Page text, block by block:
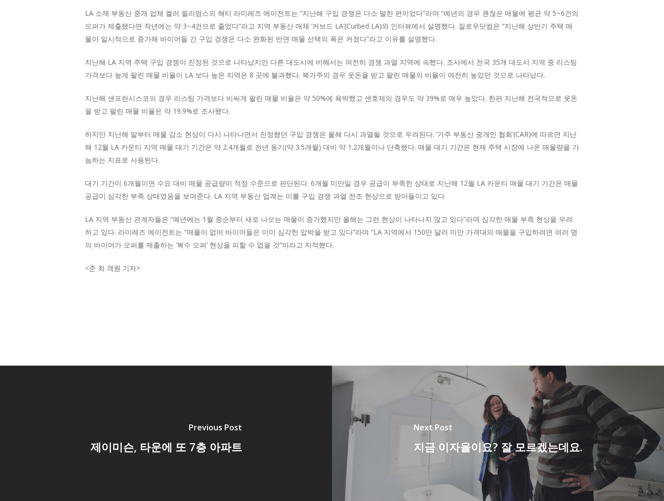
LA 소재 부동산 중개 업체 켈러 윌리엄스의 해티 라미레즈 에이전트는 “지난해 구입 경쟁은 다소 덜한 편이었다”라며 “예년의 경우 괜찮은 매물에 평균 약 5~6건의
오퍼가 제출됐다면 작년에는 약 3~4건으로 줄었다”라고 지역 부동산 매체 ‘커브드 LA’(Curbed LA)와 인터뷰에서 설명했다. 질로우닷컴은 “지난해 상반기 주택 매
물이 일시적으로 증가해 바이어들 간 구입 경쟁은 다소 완화된 반면 매물 선택의 폭은 커졌다”라고 이유를 설명했다.
지난해 LA 지역 주택 구입 경쟁이 진정된 것으로 나타났지만 다른 대도시에 비해서는 여전히 경쟁 과열 지역에 속했다. 조사에서 전국 35개 대도시 지역 중 리스팅
가격보다 높게 팔린 매물 비율이 LA 보다 높은 지역은 8 곳에 불과했다. 북가주의 경우 웃돈을 받고 팔린 매물의 비율이 여전히 높았던 것으로 나타났다.
지난해 샌프란시스코의 경우 리스팅 가격보다 비싸게 팔린 매물 비율은 약 50%에 육박했고 샌호제의 경우도 약 39%로 매우 높았다. 한편 지난해 전국적으로 웃돈
을 받고 팔린 매물 비율은 약 19.9%로 조사됐다.
하지만 지난해 말부터 매물 감소 현상이 다시 나타나면서 진정됐던 구입 경쟁은 올해 다시 과열될 것으로 우려된다. ‘가주 부동산 중개인 협회’(CAR)에 따르면 지난
해 12월 LA 카운티 지역 매물 대기 기간은 약 2.4개월로 전년 동기(약 3.5개월) 대비 약 1.2개월이나 단축됐다. 매물 대기 기간은 현재 주택 시장에 나온 매물량을 가
늠하는 지표로 사용된다.
대기 기간이 6개월이면 수요 대비 매물 공급량이 적정 수준으로 판단된다. 6개월 미만일 경우 공급이 부족한 상태로 지난해 12월 LA 카운티 매물 대기 기간은 매물
공급이 심각한 부족 상태였음을 보여준다. LA 지역 부동산 업계는 이를 구입 경쟁 과열 전조 현상으로 받아들이고 있다.
LA 지역 부동산 관계자들은 “예년에는 1월 중순부터 새로 나오는 매물이 증가했지만 올해는 그런 현상이 나타나지 않고 있다”라며 심각한 매물 부족 현상을 우려
하고 있다. 라미레즈 에이전트는 “매물이 없어 바이어들은 이미 심각한 압박을 받고 있다”라며 “LA 지역에서 150만 달러 미만 가격대의 매물을 구입하려면 여러 명
의 바이어가 오퍼를 제출하는 ‘복수 오퍼’ 현상을 피할 수 없을 것”이라고 지적했다.
<준 최 객원 기자>
Previous Post
제이미슨, 타운에 또 7층 아파트
Next Post
지금 이자율이요? 잘 모르겠는데요.